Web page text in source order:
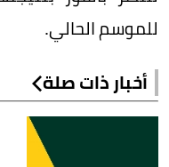
للموسم الحالي.
أخبار ذات صلة